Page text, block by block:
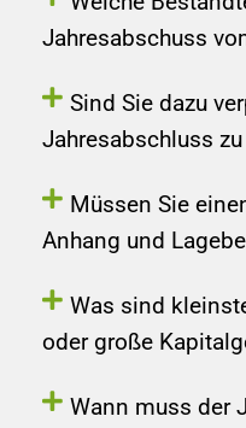
Jahresabschuss
Sind Sie dazu
Jahresabschluss
Müssen Sie
Anhang und
Was sind
oder große
Wann muss der